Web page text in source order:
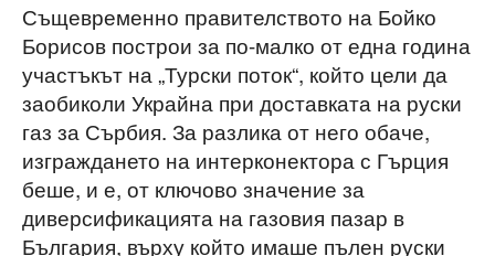
Същевременно правителството на Бойко
Борисов построи за по-малко от една година
участъкът на „Турски поток“, който цели да
заобиколи Украйна при доставката на руски
газ за Сърбия. За разлика от него обаче,
изграждането на интерконектора с Гърция
беше, и е, от ключово значение за
диверсификацията на газовия пазар в
България, върху който имаше пълен руски